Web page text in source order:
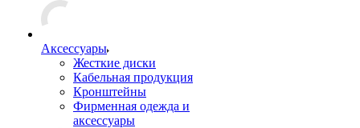
Аксессуары
Жесткие диски
Кабельная продукция
Кронштейны
Фирменная одежда и
аксессуары